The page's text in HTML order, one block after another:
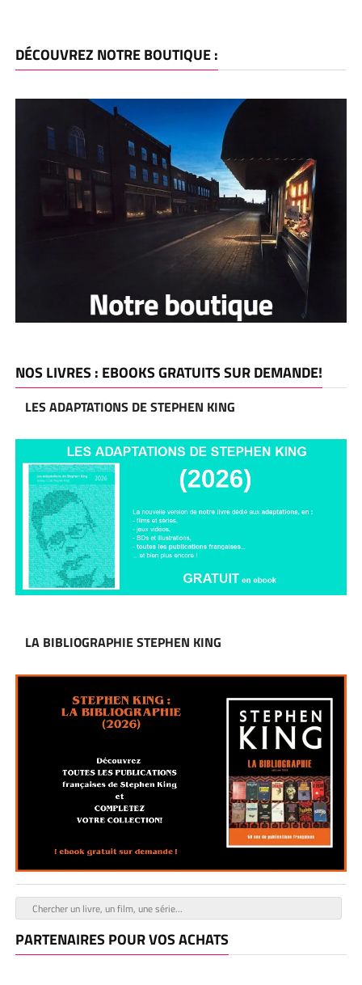
DÉCOUVREZ NOTRE BOUTIQUE :
NOS LIVRES : EBOOKS GRATUITS SUR DEMANDE!
LES ADAPTATIONS DE STEPHEN KING
LA BIBLIOGRAPHIE STEPHEN KING
PARTENAIRES POUR VOS ACHATS